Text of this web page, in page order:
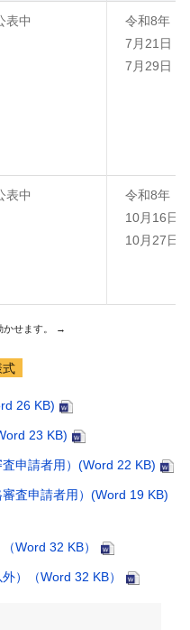
表中
令和8年
7月21日（
7月29日（
表中
令和8年
10月16日
10月27日
式
26 KB)
23 KB)
申請者用）(Word 22 KB)
査申請者用）(Word 19 KB)
Word 32 KB）
）（Word 32 KB）